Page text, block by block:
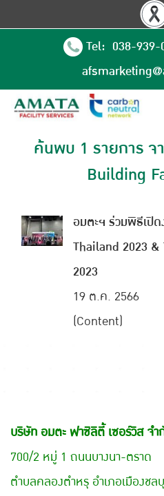
Tel: 038-939-
ค้นพบ 1 รายการ จ
Building
อมตะฯ ร่วมพิธีเปิ
Thailand 2023
2023
19 ต.ค. 2566
(Content)
บริษัท อมตะ ฟาซิลิตี้ เซอร์วิส จ
700/2 หมู่ 1 ถนนบางนา-ตราด
ตำบลคลองตำหรุ อำเภอเมืองชล